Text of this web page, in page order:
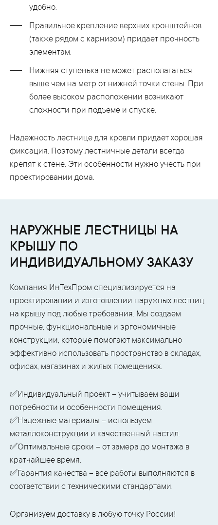
удобно.
Правильное крепление верхних кронштейнов
(также рядом с карнизом) придает прочность
элементам.
Нижняя ступенька не может располагаться
выше чем на метр от нижней точки стены. При
более высоком расположении возникают
сложности при подъеме и спуске.
Надежность лестнице для кровли придает хорошая
фиксация. Поэтому лестничные детали всегда
крепят к стене. Эти особенности нужно учесть при
проектировании дома.
НАРУЖНЫЕ ЛЕСТНИЦЫ НА
КРЫШУ ПО
ИНДИВИДУАЛЬНОМУ ЗАКАЗУ
Компания ИнТехПром специализируется на
проектировании и изготовлении наружных лестниц
на крышу под любые требования. Мы создаем
прочные, функциональные и эргономичные
конструкции, которые помогают максимально
эффективно использовать пространство в складах,
офисах, магазинах и жилых помещениях.
✅Индивидуальный проект – учитываем ваши
потребности и особенности помещения.
✅Надежные материалы – используем
металлоконструкции и качественный настил.
✅Оптимальные сроки – от замера до монтажа в
кратчайшее время.
✅Гарантия качества – все работы выполняются в
соответствии с техническими стандартами.
Организуем доставку в любую точку России!